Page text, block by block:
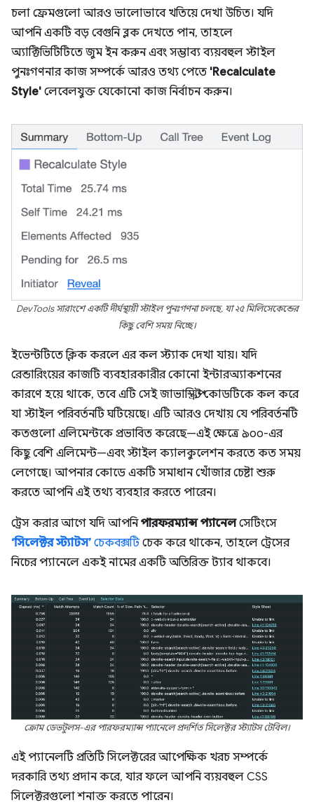
চলা ফ্রেমগুলো আরও ভালোভাবে খতিয়ে দেখা উচিত। যদি
আপনি একটি বড় বেগুনি ব্লক দেখতে পান, তাহলে
অ্যাক্টিভিটিটিতে জুম ইন করুন এবং সম্ভাব্য ব্যয়বহুল স্টাইল
পুনঃগণনার কাজ সম্পর্কে আরও তথ্য পেতে 'Recalculate
Style' লেবেলযুক্ত যেকোনো কাজ নির্বাচন করুন।
DevTools সারাংশে একটি দীর্ঘস্থায়ী স্টাইল পুনঃগণনা চলছে, যা ২৫ মিলিসেকেন্ডের
কিছু বেশি সময় নিচ্ছে।
ইভেন্টটিতে ক্লিক করলে এর কল স্ট্যাক দেখা যায়। যদি
রেন্ডারিংয়ের কাজটি ব্যবহারকারীর কোনো ইন্টারঅ্যাকশনের
কারণে হয়ে থাকে, তবে এটি সেই জাভাস্ক্রিপ্ট কোডটিকে কল করে
যা স্টাইল পরিবর্তনটি ঘটিয়েছে। এটি আরও দেখায় যে পরিবর্তনটি
কতগুলো এলিমেন্টকে প্রভাবিত করেছে—এই ক্ষেত্রে ৯০০-এর
কিছু বেশি এলিমেন্ট—এবং স্টাইল ক্যালকুলেশন করতে কত সময়
লেগেছে। আপনার কোডে একটি সমাধান খোঁজার চেষ্টা শুরু
করতে আপনি এই তথ্য ব্যবহার করতে পারেন।
ট্রেস করার আগে যদি আপনিপারফরম্যান্স প্যানেলসেটিংসে
‘সিলেক্টর স্ট্যাটস’ চেকবক্সটিচেক করে থাকেন, তাহলে ট্রেসের
নিচের প্যানেলে একই নামের একটি অতিরিক্ত ট্যাব থাকবে।
ক্রোম ডেভটুলস-এর পারফরম্যান্স প্যানেলে প্রদর্শিত সিলেক্টর স্ট্যাটস টেবিল।
এই প্যানেলটি প্রতিটি সিলেক্টরের আপেক্ষিক খরচ সম্পর্কে
দরকারি তথ্য প্রদান করে, যার ফলে আপনি ব্যয়বহুল CSS
সিলেক্টরগুলো শনাক্ত করতে পারেন।